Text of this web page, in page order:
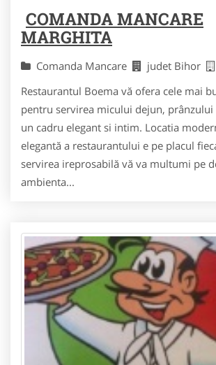
COMANDA MANCARE
MARGHITA
Comanda Mancare judet Bihor
Restaurantul Boema vă ofera cele mai
pentru servirea micului dejun, prânzului
un cadru elegant si intim. Locatia
elegantă a restaurantului e pe placul
servirea ireprosabilă vă va multumi pe
ambienta...